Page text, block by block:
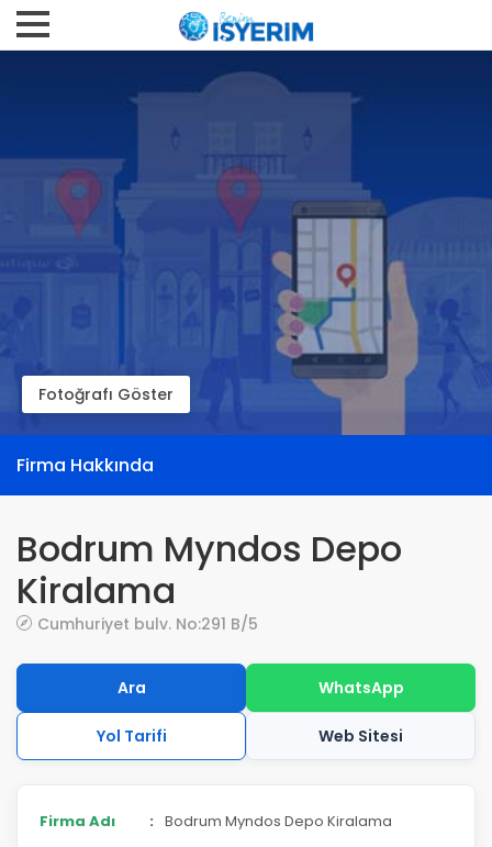
Fotoğrafı Göster
Firma Hakkında
Bodrum Myndos Depo
Kiralama
Cumhuriyet bulv. No:291 B/5
Ara WhatsApp
Yol Tarifi Web Sitesi
Firma Adı : Bodrum Myndos Depo Kiralama